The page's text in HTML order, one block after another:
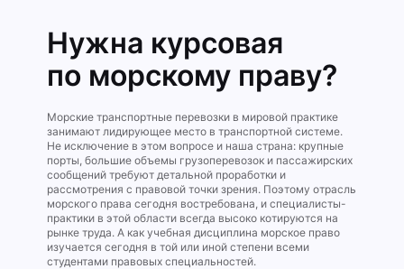
Нужна курсовая
по морскому праву?
Морские транспортные перевозки в мировой практике
занимают лидирующее место в транспортной системе.
Не исключение в этом вопросе и наша страна: крупные
порты, большие объемы грузоперевозок и пассажирских
сообщений требуют детальной проработки и
рассмотрения с правовой точки зрения. Поэтому отрасль
морского права сегодня востребована, и специалисты-
практики в этой области всегда высоко котируются на
рынке труда. А как учебная дисциплина морское право
изучается сегодня в той или иной степени всеми
студентами правовых специальностей.